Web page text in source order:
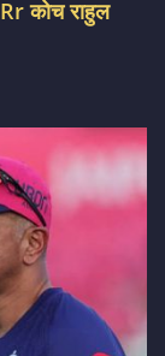
कोच राहुल